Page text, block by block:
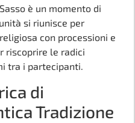
è un momento di
si riunisce per
con processioni e
riscoprire le radici
tra i partecipanti.
di
Tradizione